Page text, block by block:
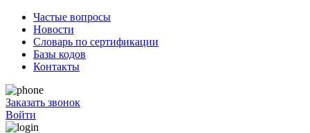
Частые вопросы
Новости
Словарь по сертификации
Базы кодов
Контакты
Заказать звонок
Войти